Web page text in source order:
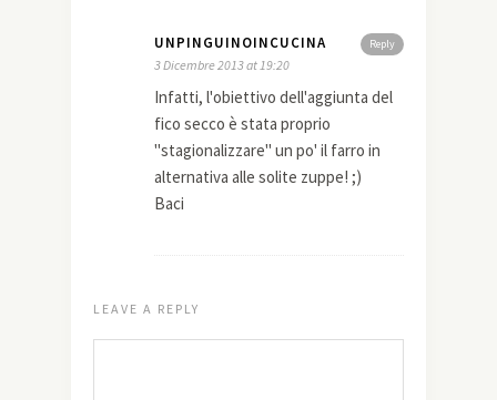
Reply
UNPINGUINOINCUCINA
3 Dicembre 2013 at 19:20
Infatti, l'obiettivo dell'aggiunta del
fico secco è stata proprio
"stagionalizzare" un po' il farro in
alternativa alle solite zuppe! ;)
Baci
LEAVE A REPLY